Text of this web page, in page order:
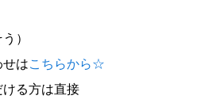
）
せはこちらから☆
る方は直接